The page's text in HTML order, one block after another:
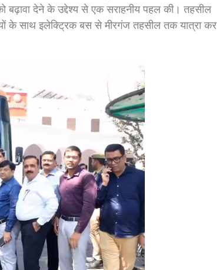
बढ़ावा देने के उद्देश्य से एक सराहनीय पहल की। तहसील
के साथ इलेक्ट्रिक बस से मीरगंज तहसील तक यात्रा कर